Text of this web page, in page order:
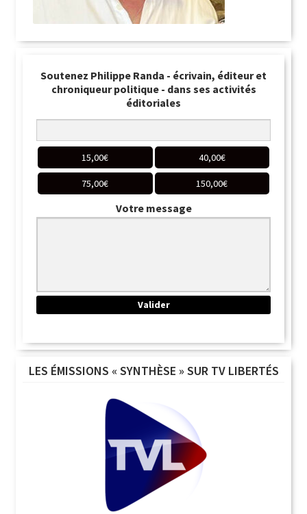
Soutenez Philippe Randa - écrivain, éditeur et
chroniqueur politique - dans ses activités
éditoriales
15,00€ 40,00€
75,00€ 150,00€
Votre message
LES ÉMISSIONS « SYNTHÈSE » SUR TV LIBERTÉS